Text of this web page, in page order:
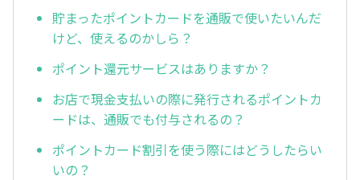
貯まったポイントカードを通販で使いたいんだ
けど、使えるのかしら？
ポイント還元サービスはありますか？
お店で現金支払いの際に発行されるポイントカ
ードは、通販でも付与されるの？
ポイントカード割引を使う際にはどうしたらい
いの？